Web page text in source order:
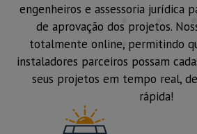
engenheiros e assessoria jurídica
de aprovação dos projetos.
totalmente online, permitindo
instaladores parceiros possam
seus projetos em tempo real,
rápida!